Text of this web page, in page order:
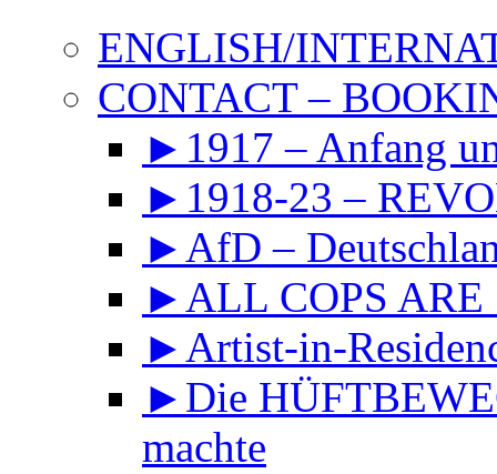
ENGLISH/
CONTACT –
►1917 – Anfang
►1918-23 –
►AfD –
►ALL COPS ARE
►Artist-in-
►Die
machte